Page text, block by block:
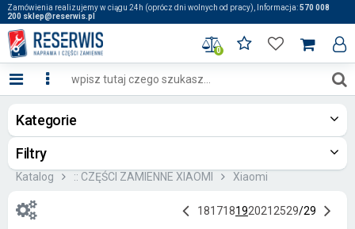
Zamówienia realizujemy w ciągu 24h (oprócz dni wolnych od pracy), Informacja:570 008
200 sklep@reserwis.pl
0
Kategorie
Filtry
Katalog :: CZĘŚCI ZAMIENNE XIAOMI Xiaomi
181718192021 2529/29